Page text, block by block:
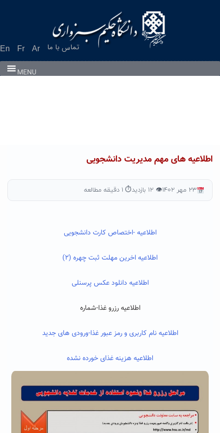
En Fr Ar تماس با ما
MENU
اطلاعیه های مهم مدیریت دانشجویی
۲۳ مهر ۱۴۰۲ 👁 ۱۲ بازدید ⏱ ۱ دقیقه مطالعه
اطلاعیه -اختصاص کارت دانشجویی
اطلاعیه اخرین مهلت ثبت چهره (۲)
اطلاعیه دانلود عکس پرسنلی
اطلاعیه رزرو غذا-شماره
اطلاعیه نام کاربری و رمز عبور غذا-ورودی های جدید
اطلاعیه هزینه غذای خورده نشده